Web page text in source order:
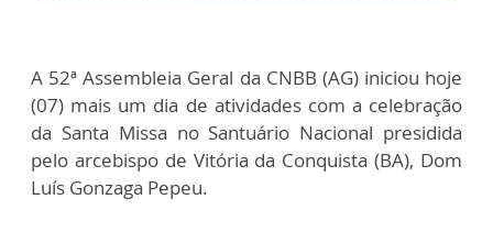
A 52ª Assembleia Geral da CNBB (AG) iniciou hoje
(07) mais um dia de atividades com a celebração
da Santa Missa no Santuário Nacional presidida
pelo arcebispo de Vitória da Conquista (BA), Dom
Luís Gonzaga Pepeu.